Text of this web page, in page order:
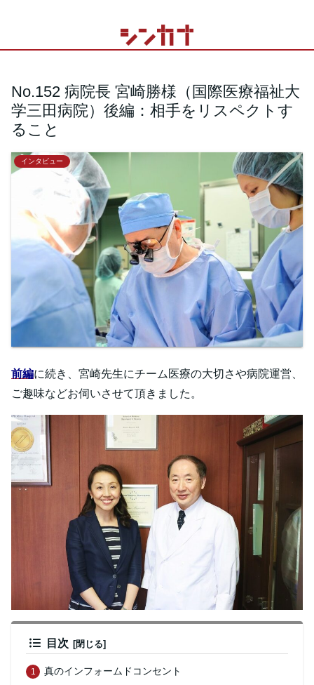
No.152 病院長 宮崎勝様（国際医療福祉大
学三田病院）後編：相手をリスペクトす
ること
インタビュー
前編に続き、宮崎先生にチーム医療の大切さや病院運営、
ご趣味などお伺いさせて頂きました。
目次
真のインフォームドコンセント